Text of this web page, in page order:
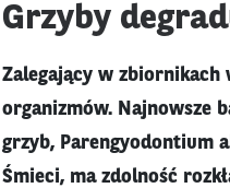
Grzyby
Zalegający w
organizmów. Najnowsze
grzyb, Parengyodontium
Śmieci, ma zdolność